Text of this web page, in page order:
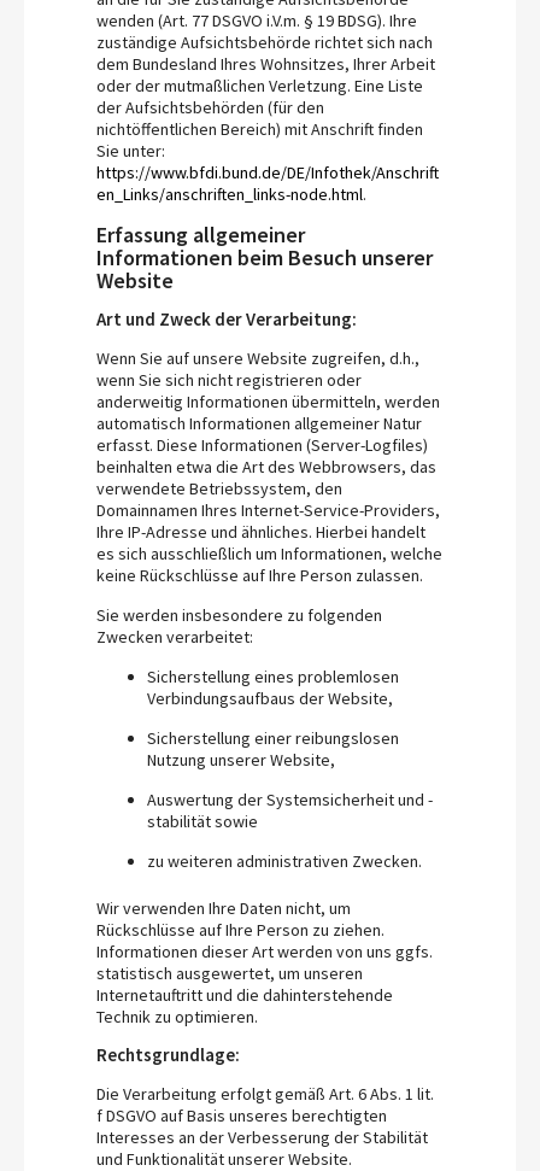
wenden (Art. 77 DSGVO i.V.m. § 19 BDSG). Ihre
zuständige Aufsichtsbehörde richtet sich nach
dem Bundesland Ihres Wohnsitzes, Ihrer Arbeit
oder der mutmaßlichen Verletzung. Eine Liste
der Aufsichtsbehörden (für den
nichtöffentlichen Bereich) mit Anschrift finden
Sie unter:
https://www.bfdi.bund.de/DE/Infothek/Anschrift
en_Links/anschriften_links-node.html.
Erfassung allgemeiner
Informationen beim Besuch unserer
Website
Art und Zweck der Verarbeitung:
Wenn Sie auf unsere Website zugreifen, d.h.,
wenn Sie sich nicht registrieren oder
anderweitig Informationen übermitteln, werden
automatisch Informationen allgemeiner Natur
erfasst. Diese Informationen (Server-Logfiles)
beinhalten etwa die Art des Webbrowsers, das
verwendete Betriebssystem, den
Domainnamen Ihres Internet-Service-Providers,
Ihre IP-Adresse und ähnliches. Hierbei handelt
es sich ausschließlich um Informationen, welche
keine Rückschlüsse auf Ihre Person zulassen.
Sie werden insbesondere zu folgenden
Zwecken verarbeitet:
Sicherstellung eines problemlosen
Verbindungsaufbaus der Website,
Sicherstellung einer reibungslosen
Nutzung unserer Website,
Auswertung der Systemsicherheit und -
stabilität sowie
zu weiteren administrativen Zwecken.
Wir verwenden Ihre Daten nicht, um
Rückschlüsse auf Ihre Person zu ziehen.
Informationen dieser Art werden von uns ggfs.
statistisch ausgewertet, um unseren
Internetauftritt und die dahinterstehende
Technik zu optimieren.
Rechtsgrundlage:
Die Verarbeitung erfolgt gemäß Art. 6 Abs. 1 lit.
f DSGVO auf Basis unseres berechtigten
Interesses an der Verbesserung der Stabilität
und Funktionalität unserer Website.